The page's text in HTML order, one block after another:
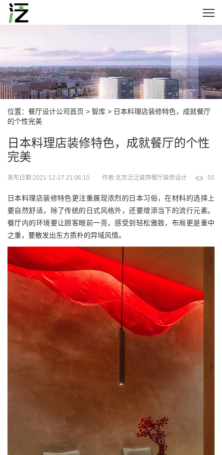
位置： 餐厅设计公司首页 > 智库 > 日本料理店装修特色，成就餐厅
的个性完美
日本料理店装修特色，成就餐厅的个性
完美
发布日期:2021-12-27 21:06:10 作者:北京泛泛装饰餐厅装修设计 55
日本料理店装修特色更注重展现浓烈的日本习俗，在材料的选择上
要自然舒适，除了传统的日式风格外，还要增添当下的流行元素。
餐厅内的环境要让顾客眼前一亮，感受到轻松雅致，布局更是重中
之重，要散发出东方质朴的异域风情。